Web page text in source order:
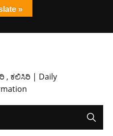
, ಕಲಿಸಿರಿ | Daily
»